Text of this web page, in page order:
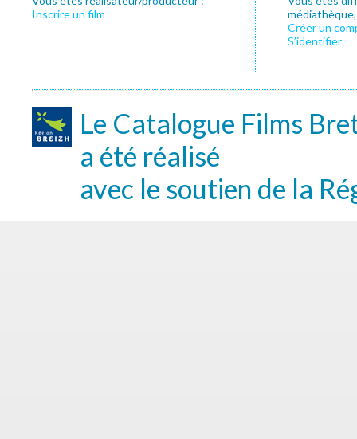
Inscrire un film
Créer un
S’identifier
Le Catalogue Films
a été réalisé
avec le soutien de la